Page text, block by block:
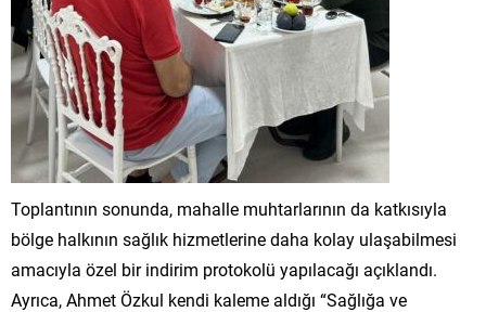
Toplantının sonunda, mahalle muhtarlarının da katkısıyla
bölge halkının sağlık hizmetlerine daha kolay ulaşabilmesi
amacıyla özel bir indirim protokolü yapılacağı açıklandı.
Ayrıca, Ahmet Özkul kendi kaleme aldığı “Sağlığa ve